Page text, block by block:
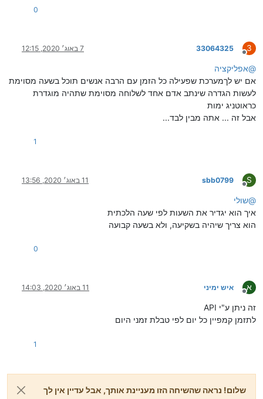
0
3
מנותק
33064325 7 באוג׳ 2020, 12:15
@אפליקציה
אם יש לךמערכת שפעילה כל הזמן עם הרבה אנשים תוכל בשעה מסוימת
לעשות הגדרה שינתב אדם אחד לשלוחה מסוימת שתהיה מוגדרת
כראוטניג ימות
אבל זה ... אתה מבין לבד...
1
S
מנותק
sbb0799 11 באוג׳ 2020, 13:56
@שולי
איך הוא יגדיר את השעות לפי שעה הלכתית
הוא צריך שיהיה בשקיעה, ולא בשעה קבועה
0
א
מנותק
איש ימיני 11 באוג׳ 2020, 14:03
זה ניתן ע"י API
לתזמן קמפיין כל יום לפי טבלת זמני היום
1
שלום! נראה שהשיחה הזו מעניינת אותך, אבל עדיין אין לך